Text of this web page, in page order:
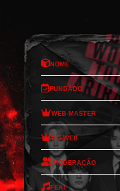
Nome
Fundado
Web-Master
Co-Web
Moderação
Feat